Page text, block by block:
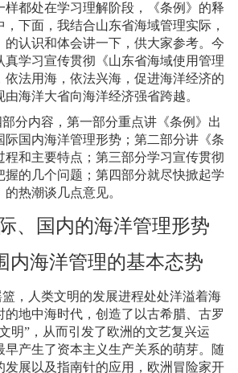
样都处在学习理解阶段，《条例》的释
，下面，我结合山东省海域管理实际，
的认识和体会讲一下，供大家参考。今
真学习宣传贯彻《山东省海域使用管理
依法用海，依法兴海，促进海洋经济的
海洋大省向海洋经济强省跨越。
分内容，第一部分重点讲《条例》出
际国内海洋管理形势；第二部分讲《条
程和主要特点；第三部分学习宣传贯彻
握的几个问题；第四部分就尽快掀起学
热潮谈几点意见。
、国内的海洋管理形势
内海洋管理的基本态势
，人类文明的发展进程处处洋溢着海
的地中海时代，创造了以古希腊、古罗
明”，从而引发了欧洲的文艺复兴运
早产生了资本主义生产关系的萌芽。随
发展以及指南针的应用，欧洲冒险家开